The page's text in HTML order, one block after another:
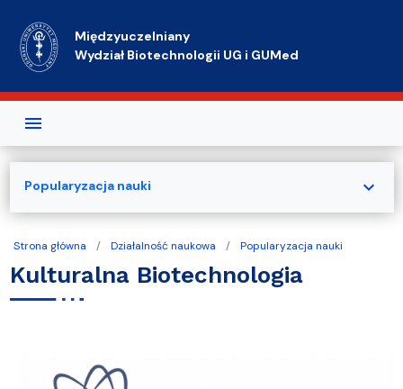
Międzyuczelniany
Wydział Biotechnologii UG i GUMed
Strona główna Działalność naukowa Popularyzacja nauki
Kulturalna Biotechnologia
Popularyzacja nauki expand_more